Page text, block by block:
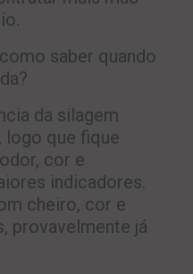
como saber quando
da silagem
logo que fique
cor e
indicadores.
cheiro, cor e
provavelmente já